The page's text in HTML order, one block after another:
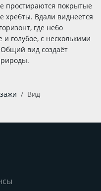
простираются покрытые
Вдали виднеется
где небо
и голубое, с несколькими
вид создаёт
Вид